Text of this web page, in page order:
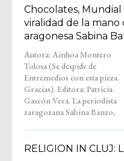
Chocolates,
viralidad de la
aragonesa Sabina
Autora: Ainhoa Montero
Tolosa (Se despide de
Entremedios con esta pieza.
Gracias). Editora: Patricia
Gascón Vera. La periodista
zaragozana Sabina Banzo,
tras años como reportera de
televisión y locutora de spots
para grandes marcas,
comenzó su andadura en
RELIGION IN CLUJ: